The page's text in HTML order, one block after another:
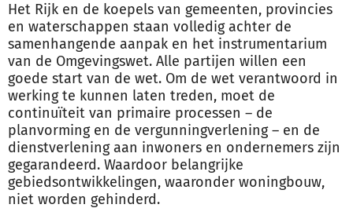
Het Rijk en de koepels van gemeenten, provincies
en waterschappen staan volledig achter de
samenhangende aanpak en het instrumentarium
van de Omgevingswet. Alle partijen willen een
goede start van de wet. Om de wet verantwoord in
werking te kunnen laten treden, moet de
continuïteit van primaire processen – de
planvorming en de vergunningverlening – en de
dienstverlening aan inwoners en ondernemers zijn
gegarandeerd. Waardoor belangrijke
gebiedsontwikkelingen, waaronder woningbouw,
niet worden gehinderd.